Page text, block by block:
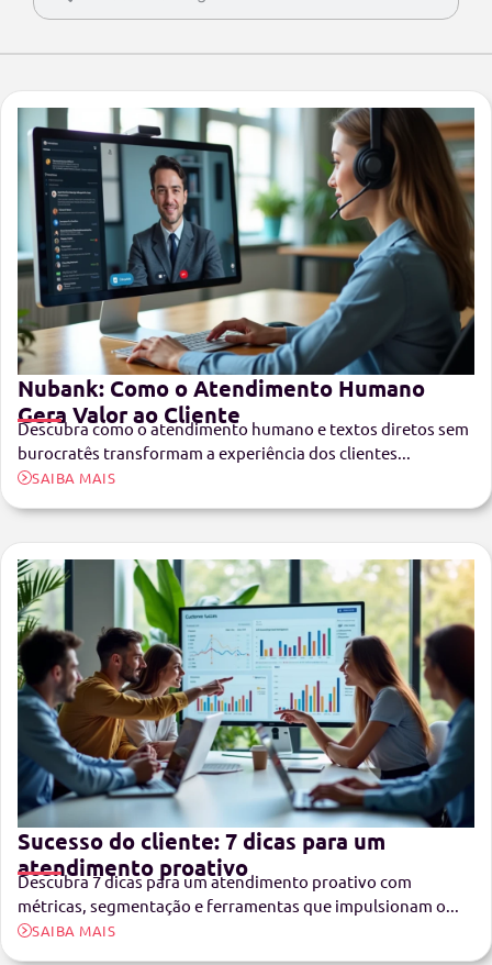
Nubank: Como o Atendimento Humano
Gera Valor ao Cliente
Descubra como o atendimento humano e textos diretos sem
burocratês transformam a experiência dos clientes...
SAIBA MAIS
Sucesso do cliente: 7 dicas para um
atendimento proativo
Descubra 7 dicas para um atendimento proativo com
métricas, segmentação e ferramentas que impulsionam o...
SAIBA MAIS